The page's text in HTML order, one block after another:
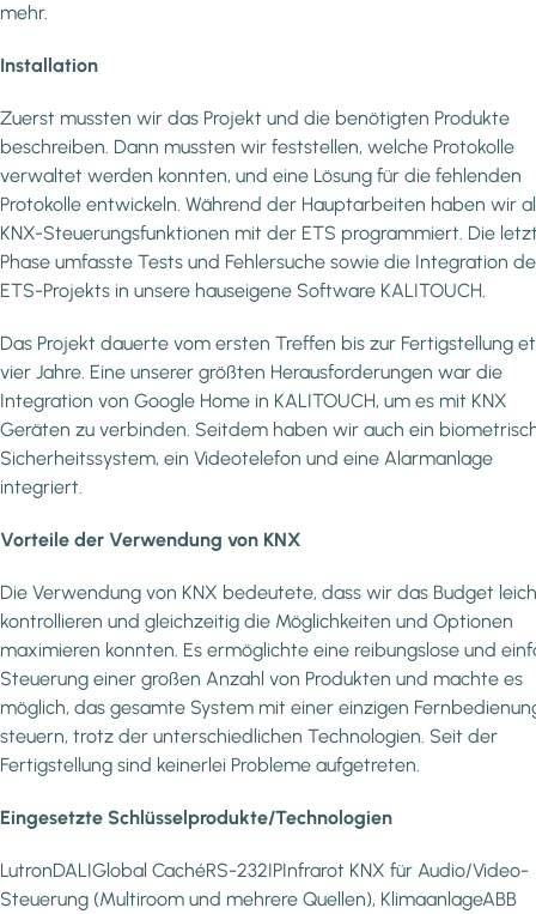
mehr.
Installation
Zuerst mussten wir das Projekt und die benötigten Produkte
beschreiben. Dann mussten wir feststellen, welche Protokolle
verwaltet werden konnten, und eine Lösung für die fehlenden
Protokolle entwickeln. Während der Hauptarbeiten haben wir
KNX-Steuerungsfunktionen mit der ETS programmiert. Die
Phase umfasste Tests und Fehlersuche sowie die Integration
ETS-Projekts in unsere hauseigene Software KALITOUCH.
Das Projekt dauerte vom ersten Treffen bis zur Fertigstellung
vier Jahre. Eine unserer größten Herausforderungen war die
Integration von Google Home in KALITOUCH, um es mit KNX
Geräten zu verbinden. Seitdem haben wir auch ein
Sicherheitssystem, ein Videotelefon und eine Alarmanlage
integriert.
Vorteile der Verwendung von KNX
Die Verwendung von KNX bedeutete, dass wir das Budget
kontrollieren und gleichzeitig die Möglichkeiten und Optionen
maximieren konnten. Es ermöglichte eine reibungslose und
Steuerung einer großen Anzahl von Produkten und machte es
möglich, das gesamte System mit einer einzigen
steuern, trotz der unterschiedlichen Technologien. Seit der
Fertigstellung sind keinerlei Probleme aufgetreten.
Eingesetzte Schlüsselprodukte/Technologien
LutronDALIGlobal CachéRS-232IPInfrarot KNX für Audio/Video-
Steuerung (Multiroom und mehrere Quellen), KlimaanlageABB